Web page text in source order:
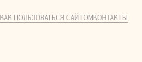
КАК ПОЛЬЗОВАТЬСЯ САЙТОМКОНТАКТЫ